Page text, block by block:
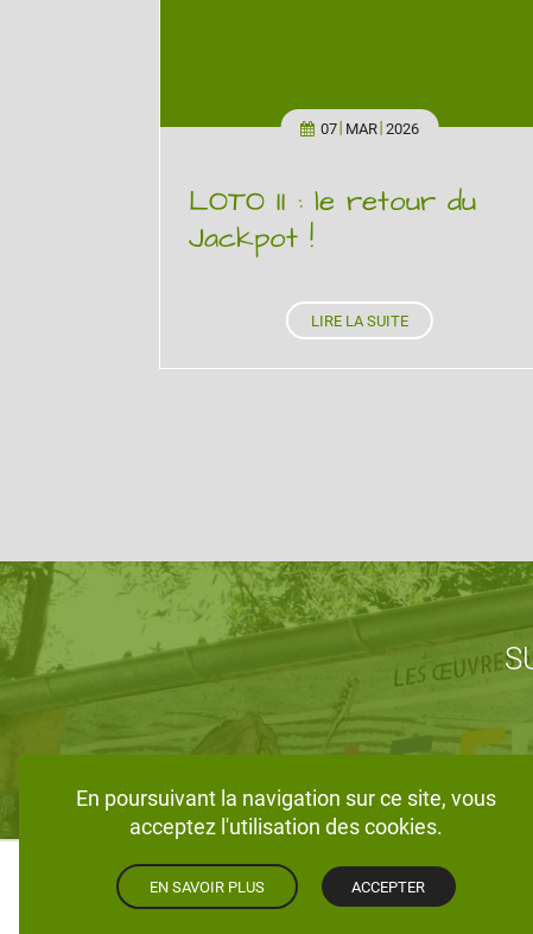
07 MAR 2026
LOTO II : le retour du
Jackpot !
LIRE LA SUITE
© 2026 La Fraternité - Tous droits réservés.
En poursuivant la navigation sur ce site, vous
acceptez l'utilisation des cookies.
EN SAVOIR PLUS ACCEPTER